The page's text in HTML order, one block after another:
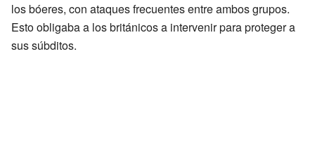
los bóeres, con ataques frecuentes entre ambos grupos.
Esto obligaba a los británicos a intervenir para proteger a
sus súbditos.